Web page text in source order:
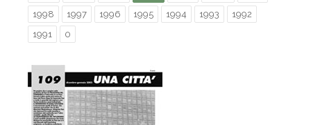
1998
1997 1996 1995 1994 1993
1992
1991
0